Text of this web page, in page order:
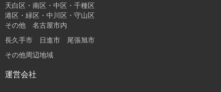
天白区・南区・中区・千種区
港区・緑区・中川区・守山区
その他 名古屋市内
長久手市 日進市 尾張旭市
その他周辺地域
運営会社